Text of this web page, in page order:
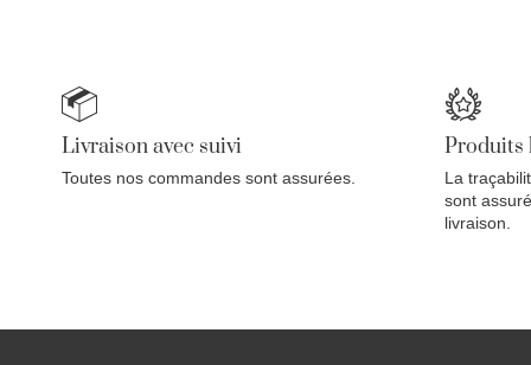
Livraison avec suivi
Toutes nos commandes sont assurées.
Produits
La
sont
livraison.